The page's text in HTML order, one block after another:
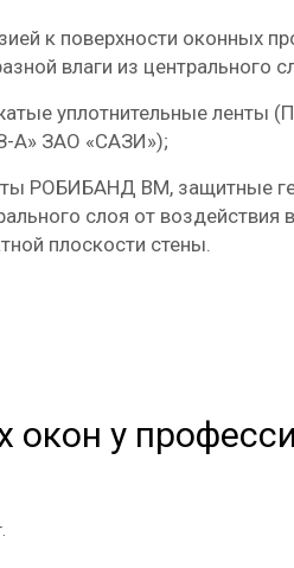
к поверхности оконных
влаги из центрального
уплотнительные ленты
А» ЗАО «САЗИ»);
РОБИБАНД ВМ, защитные
слоя от воздействия
плоскости стены.
окон у